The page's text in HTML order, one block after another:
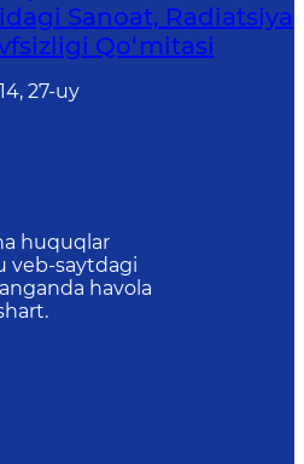
Sanoat, Radiatsiya
Qo‘mitasi
27-uy
huquqlar
veb-saytdagi
havola